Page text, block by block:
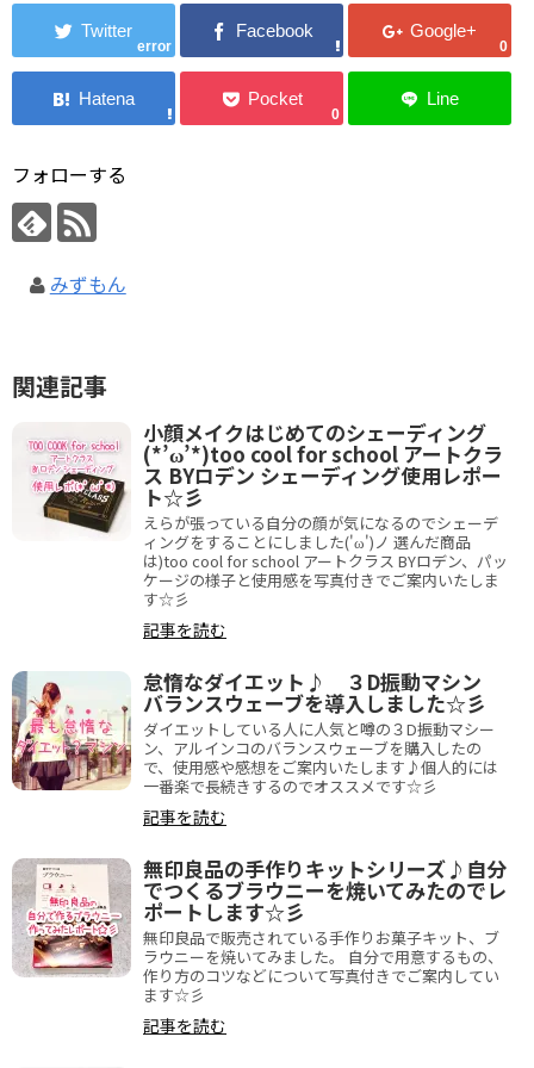
error 0
0
フォローする
みずもん
関連記事
小顔メイクはじめてのシェーディング
(*’ω’*)too cool for school アートクラ
ス BYロデン シェーディング使用レポー
ト☆彡
えらが張っている自分の顔が気になるのでシェーデ
ィングをすることにしました('ω')ノ 選んだ商品
は)too cool for school アートクラス BYロデン、パッ
ケージの様子と使用感を写真付きでご案内いたしま
す☆彡
記事を読む
怠惰なダイエット♪ ３D振動マシン
バランスウェーブを導入しました☆彡
ダイエットしている人に人気と噂の３D振動マシー
ン、アルインコのバランスウェーブを購入したの
で、使用感や感想をご案内いたします♪個人的には
一番楽で長続きするのでオススメです☆彡
記事を読む
無印良品の手作りキットシリーズ♪自分
でつくるブラウニーを焼いてみたのでレ
ポートします☆彡
無印良品で販売されている手作りお菓子キット、ブ
ラウニーを焼いてみました。 自分で用意するもの、
作り方のコツなどについて写真付きでご案内してい
ます☆彡
記事を読む